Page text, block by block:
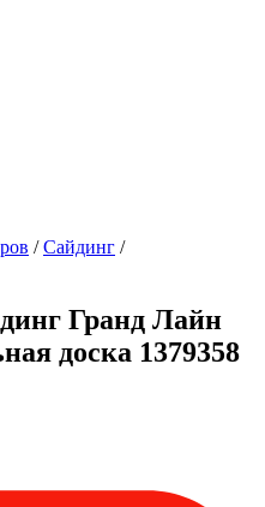
/ Сайдинг /
Гранд Лайн
доска 1379358